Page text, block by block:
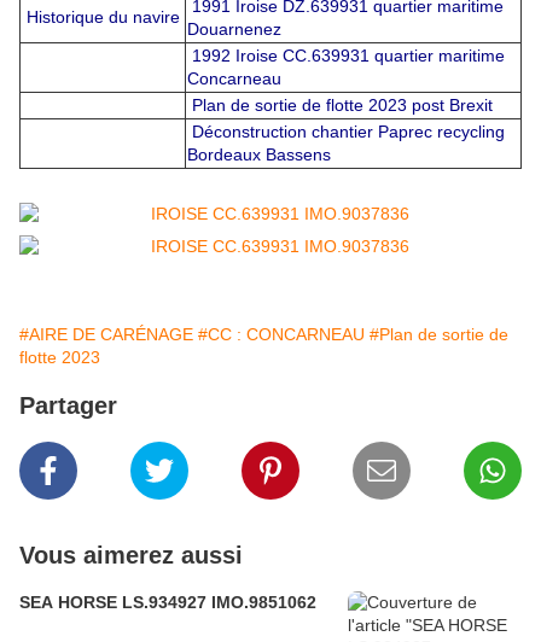
Historique du navire
1991 Iroise DZ.639931 quartier maritime
Douarnenez
1992 Iroise CC.639931 quartier maritime
Concarneau
Plan de sortie de flotte 2023 post Brexit
Déconstruction chantier Paprec recycling
Bordeaux Bassens
#AIRE DE CARÉNAGE #CC : CONCARNEAU #Plan de sortie de
flotte 2023
Partager
Vous aimerez aussi
SEA HORSE LS.934927 IMO.9851062